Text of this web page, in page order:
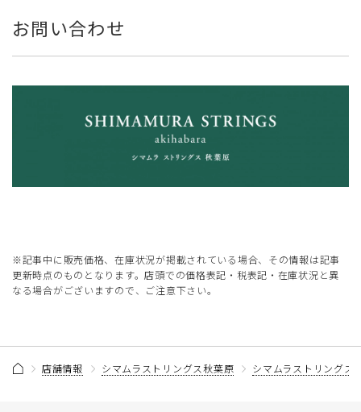
お問い合わせ
※記事中に販売価格、在庫状況が掲載されている場合、その情報は記事
更新時点のものとなります。店頭での価格表記・税表記・在庫状況と異
なる場合がございますので、ご注意下さい。
店舗情報 シマムラストリングス秋葉原 シマムラストリングス